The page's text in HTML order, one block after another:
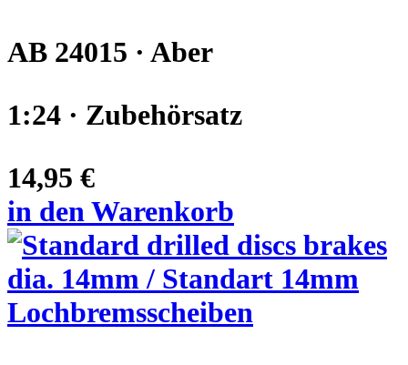
AB 24015 · Aber
1:24 · Zubehörsatz
14,95 €
in den Warenkorb